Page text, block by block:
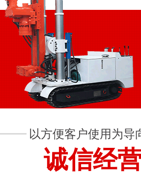
以方便客户使用为导
诚信经